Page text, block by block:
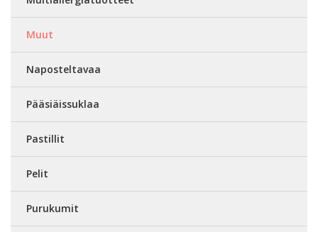
Muut
Naposteltavaa
Pääsiäissuklaa
Pastillit
Pelit
Purukumit